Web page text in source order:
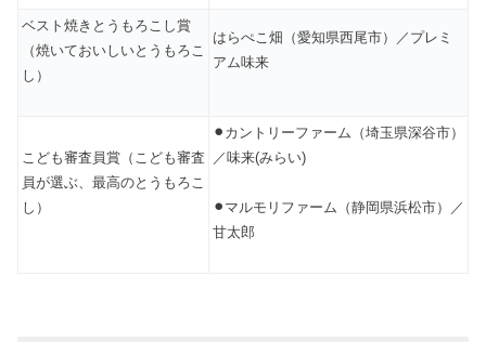
ベスト焼きとうもろこし賞
（焼いておいしいとうもろこ
し）
はらぺこ畑（愛知県西尾市）／プレミ
アム味来
こども審査員賞（こども審査
員が選ぶ、最高のとうもろこ
し）
⚫︎ カントリーファーム（埼玉県深谷市）
／味来(みらい)
⚫︎ マルモリファーム（静岡県浜松市）／
甘太郎